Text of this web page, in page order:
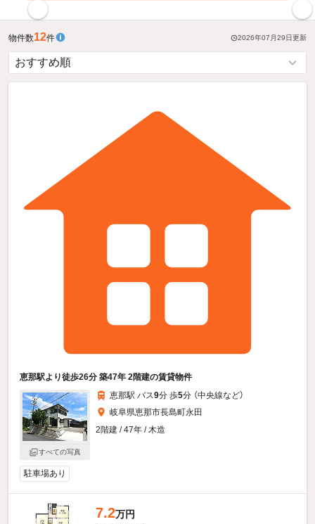
物件数12件 2026年07月29日更新
恵那駅より徒歩26分 築47年 2階建の賃貸物件
すべての写真
恵那駅 バス9分 歩5分 （中央線など）
岐阜県恵那市長島町永田
2階建 / 47年 / 木造
駐車場あり
7.2万円